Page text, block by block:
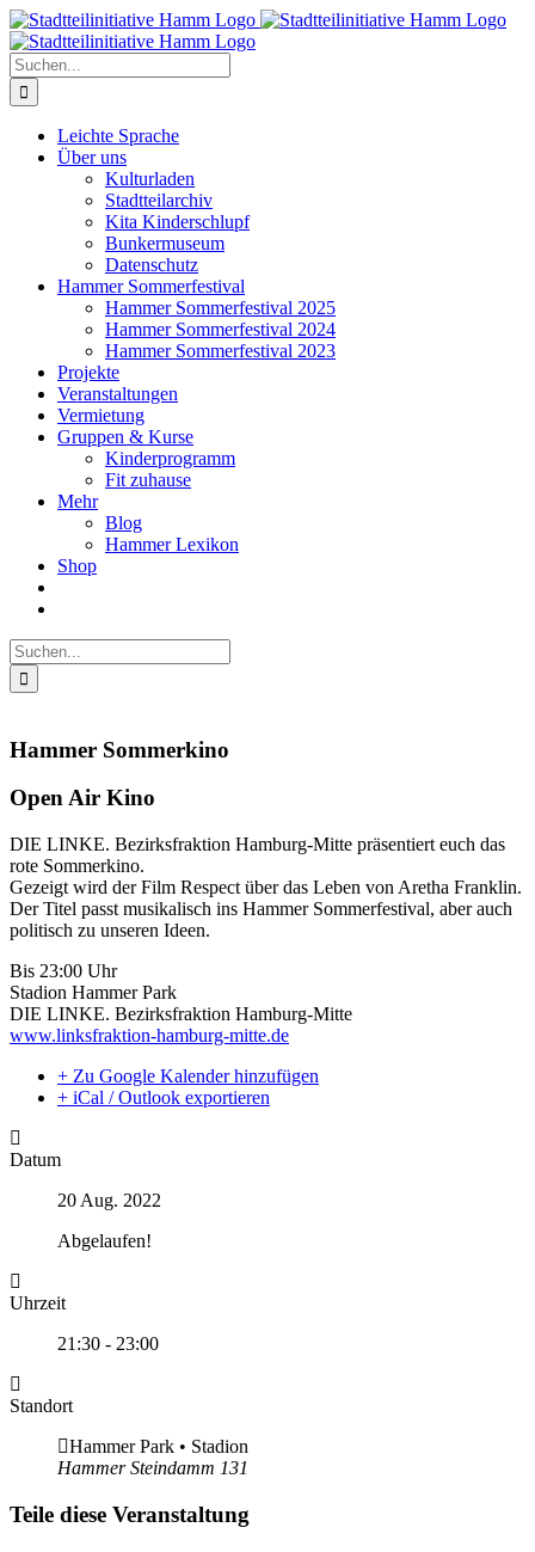
Zum
Inhalt
springen
Suche
nach:
Leichte Sprache
Über uns
Kulturladen
Stadtteilarchiv
Kita Kinderschlupf
Bunkermuseum
Datenschutz
Hammer Sommerfestival
Hammer Sommerfestival 2025
Hammer Sommerfestival 2024
Hammer Sommerfestival 2023
Projekte
Veranstaltungen
Vermietung
Gruppen & Kurse
Kinderprogramm
Fit zuhause
Mehr
Blog
Hammer Lexikon
Shop
Suche
nach:
Hammer Sommerkino
Open Air Kino
DIE LINKE. Bezirksfraktion Hamburg-Mitte präsentiert euch das
rote Sommerkino.
Gezeigt wird der Film Respect über das Leben von Aretha Franklin.
Der Titel passt musikalisch ins Hammer Sommerfestival, aber auch
politisch zu unseren Ideen.
Bis 23:00 Uhr
Stadion Hammer Park
DIE LINKE. Bezirksfraktion Hamburg-Mitte
www.linksfraktion-hamburg-mitte.de
+ Zu Google Kalender hinzufügen
+ iCal / Outlook exportieren
Datum
20 Aug. 2022
Abgelaufen!
Uhrzeit
21:30 - 23:00
Standort
Hammer Park • Stadion
Hammer Steindamm 131
Teile diese Veranstaltung